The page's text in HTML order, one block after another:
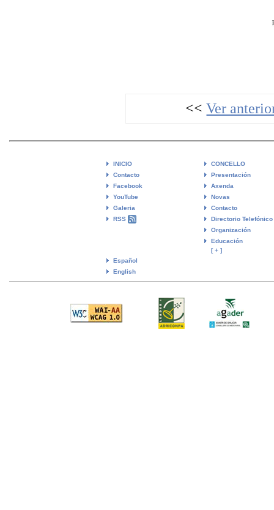
<<Ver
INICIO
Contacto
Facebook
YouTube
Galeria
RSS
Español
English
CONCELLO
Presentación
Axenda
Novas
Contacto
Directorio Telefónico
Organización
Educación
[ + ]